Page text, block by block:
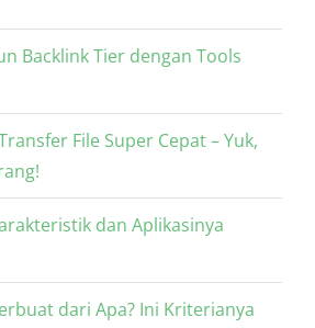
Backlink Tier dengan Tools
File Super Cepat – Yuk,
dan Aplikasinya
dari Apa? Ini Kriterianya